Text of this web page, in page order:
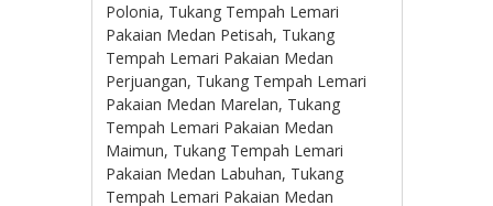
Polonia, Tukang Tempah Lemari
Pakaian Medan Petisah, Tukang
Tempah Lemari Pakaian Medan
Perjuangan, Tukang Tempah Lemari
Pakaian Medan Marelan, Tukang
Tempah Lemari Pakaian Medan
Maimun, Tukang Tempah Lemari
Pakaian Medan Labuhan, Tukang
Tempah Lemari Pakaian Medan